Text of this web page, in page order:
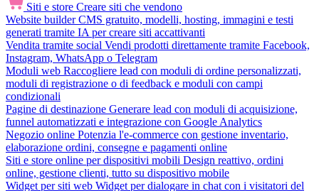
Siti e store Creare siti che vendono
Website builder CMS gratuito, modelli, hosting, immagini e testi
generati tramite IA per creare siti accattivanti
Vendita tramite social Vendi prodotti direttamente tramite Facebook,
Instagram, WhatsApp o Telegram
Moduli web Raccogliere lead con moduli di ordine personalizzati,
moduli di registrazione o di feedback e moduli con campi
condizionali
Pagine di destinazione Generare lead con moduli di acquisizione,
funnel automatizzati e integrazione con Google Analytics
Negozio online Potenzia l'e-commerce con gestione inventario,
elaborazione ordini, consegne e pagamenti online
Siti e store online per dispositivi mobili Design reattivo, ordini
online, gestione clienti, tutto su dispositivo mobile
Widget per siti web Widget per dialogare in chat con i visitatori del